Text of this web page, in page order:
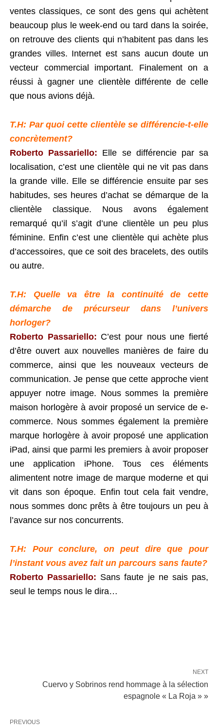
ventes classiques, ce sont des gens qui achètent
beaucoup plus le week-end ou tard dans la soirée,
on retrouve des clients qui n’habitent pas dans les
grandes villes. Internet est sans aucun doute un
vecteur commercial important. Finalement on a
réussi à gagner une clientèle différente de celle
que nous avions déjà.
T.H: Par quoi cette clientèle se différencie-t-elle
concrètement?
Roberto Passariello: Elle se différencie par sa
localisation, c’est une clientèle qui ne vit pas dans
la grande ville. Elle se différencie ensuite par ses
habitudes, ses heures d’achat se démarque de la
clientèle classique. Nous avons également
remarqué qu’il s’agit d’une clientèle un peu plus
féminine. Enfin c’est une clientèle qui achète plus
d’accessoires, que ce soit des bracelets, des outils
ou autre.
T.H: Quelle va être la continuité de cette
démarche de précurseur dans l’univers
horloger?
Roberto Passariello: C’est pour nous une fierté
d’être ouvert aux nouvelles manières de faire du
commerce, ainsi que les nouveaux vecteurs de
communication. Je pense que cette approche vient
appuyer notre image. Nous sommes la première
maison horlogère à avoir proposé un service de e-
commerce. Nous sommes également la première
marque horlogère à avoir proposé une application
iPad, ainsi que parmi les premiers à avoir proposer
une application iPhone. Tous ces éléments
alimentent notre image de marque moderne et qui
vit dans son époque. Enfin tout cela fait vendre,
nous sommes donc prêts à être toujours un peu à
l’avance sur nos concurrents.
T.H: Pour conclure, on peut dire que pour
l’instant vous avez fait un parcours sans faute?
Roberto Passariello: Sans faute je ne sais pas,
seul le temps nous le dira…
NEXT
Cuervo y Sobrinos rend hommage à la sélection
espagnole « La Roja » »
PREVIOUS